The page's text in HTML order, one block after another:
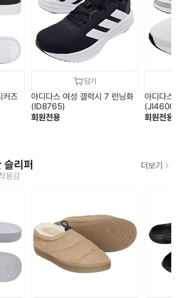
커즈
아디다스 여성 갤럭시 7 런닝화
(ID8765)
회원전용
아디다스
(JI4600)
회원전용
리퍼
용감
더보기